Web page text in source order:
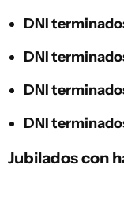
DNI
DNI
DNI
DNI
Jubilados con